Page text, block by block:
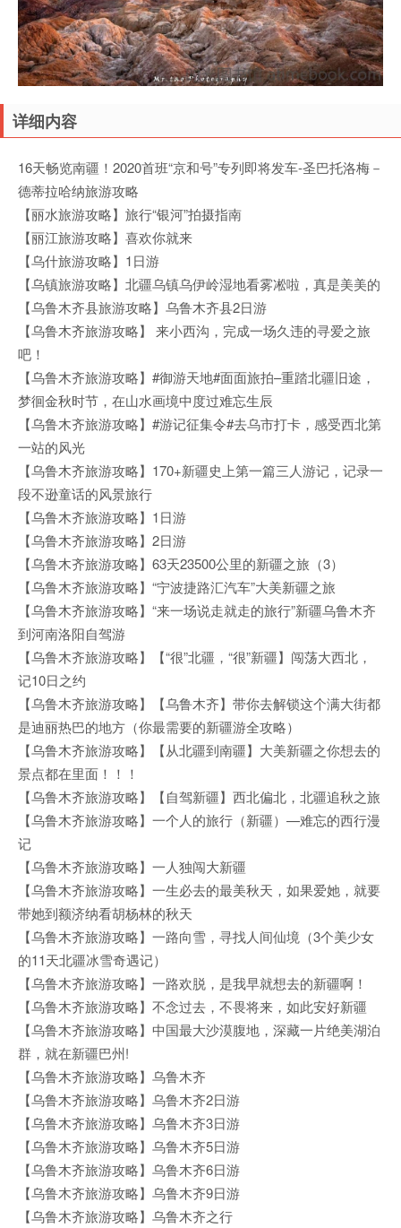
详细内容
16天畅览南疆！2020首班“京和号”专列即将发车-圣巴托洛梅－
德蒂拉哈纳旅游攻略
【丽水旅游攻略】旅行“银河”拍摄指南
【丽江旅游攻略】喜欢你就来
【乌什旅游攻略】1日游
【乌镇旅游攻略】北疆乌镇乌伊岭湿地看雾凇啦，真是美美的
【乌鲁木齐县旅游攻略】乌鲁木齐县2日游
【乌鲁木齐旅游攻略】 来小西沟，完成一场久违的寻爱之旅
吧！
【乌鲁木齐旅游攻略】#御游天地#面面旅拍–重踏北疆旧途，
梦徊金秋时节，在山水画境中度过难忘生辰
【乌鲁木齐旅游攻略】#游记征集令#去乌市打卡，感受西北第
一站的风光
【乌鲁木齐旅游攻略】170+新疆史上第一篇三人游记，记录一
段不逊童话的风景旅行
【乌鲁木齐旅游攻略】1日游
【乌鲁木齐旅游攻略】2日游
【乌鲁木齐旅游攻略】63天23500公里的新疆之旅（3）
【乌鲁木齐旅游攻略】“宁波捷路汇汽车”大美新疆之旅
【乌鲁木齐旅游攻略】“来一场说走就走的旅行”新疆乌鲁木齐
到河南洛阳自驾游
【乌鲁木齐旅游攻略】【“很”北疆，“很”新疆】闯荡大西北，
记10日之约
【乌鲁木齐旅游攻略】【乌鲁木齐】带你去解锁这个满大街都
是迪丽热巴的地方（你最需要的新疆游全攻略）
【乌鲁木齐旅游攻略】【从北疆到南疆】大美新疆之你想去的
景点都在里面！！！
【乌鲁木齐旅游攻略】【自驾新疆】西北偏北，北疆追秋之旅
【乌鲁木齐旅游攻略】一个人的旅行（新疆）—难忘的西行漫
记
【乌鲁木齐旅游攻略】一人独闯大新疆
【乌鲁木齐旅游攻略】一生必去的最美秋天，如果爱她，就要
带她到额济纳看胡杨林的秋天
【乌鲁木齐旅游攻略】一路向雪，寻找人间仙境（3个美少女
的11天北疆冰雪奇遇记）
【乌鲁木齐旅游攻略】一路欢脱，是我早就想去的新疆啊！
【乌鲁木齐旅游攻略】不念过去，不畏将来，如此安好新疆
【乌鲁木齐旅游攻略】中国最大沙漠腹地，深藏一片绝美湖泊
群，就在新疆巴州!
【乌鲁木齐旅游攻略】乌鲁木齐
【乌鲁木齐旅游攻略】乌鲁木齐2日游
【乌鲁木齐旅游攻略】乌鲁木齐3日游
【乌鲁木齐旅游攻略】乌鲁木齐5日游
【乌鲁木齐旅游攻略】乌鲁木齐6日游
【乌鲁木齐旅游攻略】乌鲁木齐9日游
【乌鲁木齐旅游攻略】乌鲁木齐之行